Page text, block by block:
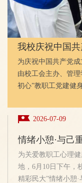
为庆祝中国共产党成
由校工会主办、管
初心”教职工党建健
共同举办。活动将
导教职工在运动健
热烈反响，近600人
井然。从第一处打卡
到第三处党建知识...
2026-07-09
情绪小憩·与己
坊活动圆满举行
为关爱教职工心理
地，6月10日下午，
精彩民大”情绪小憩